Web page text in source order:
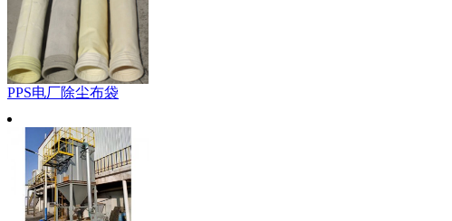
PPS电厂除尘布袋